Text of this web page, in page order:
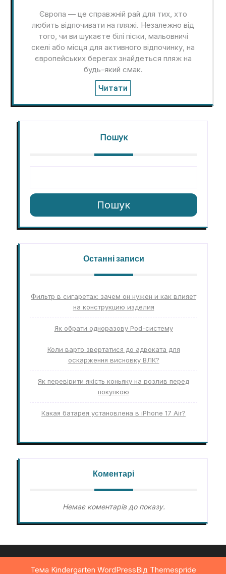
Європа — це справжній рай для тих, хто
любить відпочивати на пляжі. Незалежно від
того, чи ви шукаєте білі піски, мальовничі
скелі або місця для активного відпочинку, на
європейських берегах знайдеться пляж на
будь-який смак.
Читати
Пошук
Пошук
Останні записи
Фильтр в сигаретах: зачем он нужен и как влияет
на конструкцию изделия
Як обрати одноразову Pod-систему
Коли варто звертатися до адвоката для
оскарження висновку ВЛК?
Як перевірити якість коньяку на розлив перед
покупкою
Какая батарея установлена в iPhone 17 Air?
Коментарі
Немає коментарів до показу.
Тема Kindergarten WordPressВід Themespride